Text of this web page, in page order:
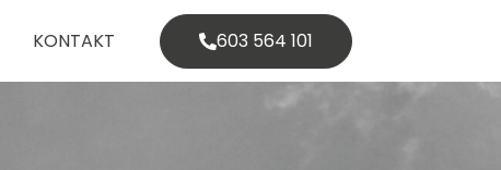
KONTAKT 603 564 101